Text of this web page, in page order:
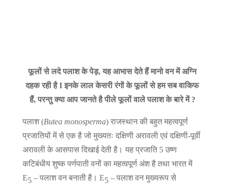
फूलों से लदे पलाश के पेड़, यह आभास देते हैं मानो वन में अग्नि
दहक रही है I इनके लाल केसरी रंगों के फूलों से हम सब वाकिफ
हैं, परन्तु क्या आप जानते है पीले फूलों वाले पलाश के बारे में ?
पलाश (Butea monosperma) राजस्थान की बहुत महत्वपूर्ण
प्रजातियों में से एक है जो मुख्यतः दक्षिणी अरावली एवं दक्षिणी-पूर्वी
अरावली के आसपास दिखाई देती है। यह प्रजाति 5 उष्ण
कटिबंधीय शुष्क पर्णपाती वनों का महत्वपूर्ण अंश है तथा भारत में
E5 – पलाश वन बनाती है। E5 – पलाश वन मुख्यरूप से